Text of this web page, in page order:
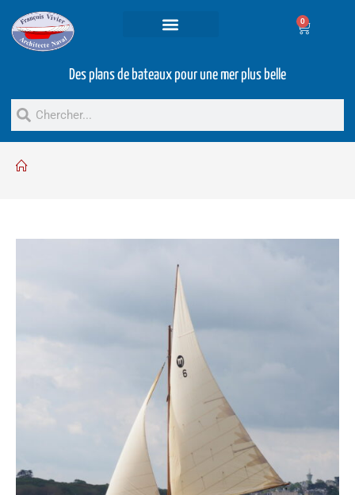
0
Des plans de bateaux pour une mer plus belle